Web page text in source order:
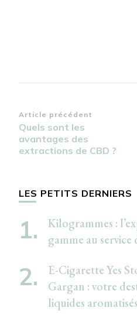
Navigation
d’article
Article précédent
Quels sont les
avantages des
extractions de CBD ?
LES PETITS DERNIERS
Kilogrammes :
gamme au
E-Cigarette Yes
Gargan : votre
liquides